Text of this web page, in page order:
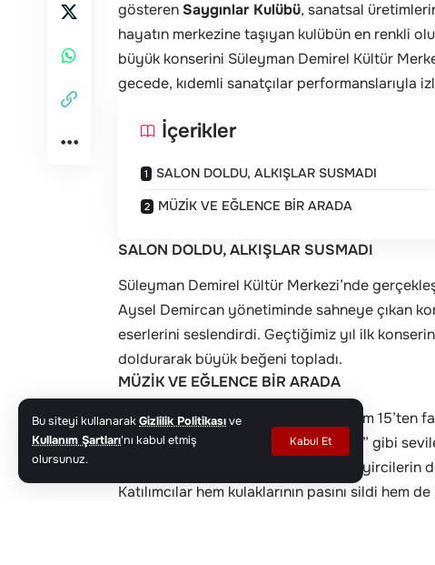
Bu siteyi kullanarakGizlilik Politikasıve
Kullanım Şartları'nı kabul etmiş
olursunuz.
Kabul Et
gösteren Saygınlar Kulübü, sanatsal
hayatın merkezine taşıyan kulübün en renkli
büyük konserini Süleyman Demirel Kültür
gecede, kıdemli sanatçılar performanslarıyla
İçerikler
SALON DOLDU, ALKIŞLAR SUSMADI
MÜZİK VE EĞLENCE BİR ARADA
SALON DOLDU, ALKIŞLAR SUSMADI
Süleyman Demirel Kültür Merkezi’nde
Aysel Demircan yönetiminde sahneye çıkan
eserlerini seslendirdi. Geçtiğimiz yıl ilk
doldurarak büyük beğeni topladı.
MÜZİK VE EĞLENCE BİR ARADA
Yaklaşık 2 saat süren konserde toplam 15’ten
Gülün Alı Var” ve “Sigaramın Dumanı” gibi
Programın ilerleyen dakikalarında
Katılımcılar hem kulaklarının pasını sildi hem